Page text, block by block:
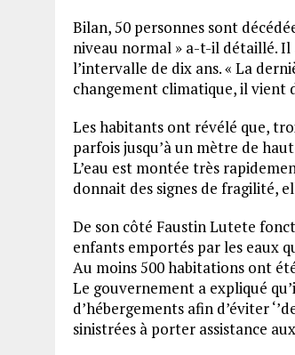
Bilan, 50 personnes sont
niveau normal » a-t-il détaillé. Il
l’intervalle de dix ans. « La
changement climatique, il vient
Les habitants ont révélé que,
parfois jusqu’à un mètre de
L’eau est montée très
donnait des signes de fragilité,
De son côté Faustin Lutete
enfants emportés par les eaux
Au moins 500 habitations ont
Le gouvernement a expliqué
d’hébergements afin d’éviter
sinistrées à porter assistance aux